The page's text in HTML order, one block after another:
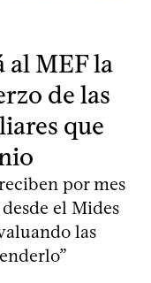
al MEF la
de las
que
por mes
el Mides
las